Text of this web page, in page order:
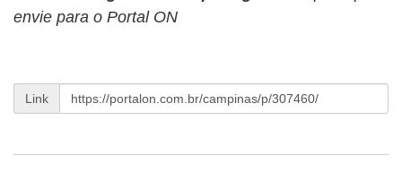
envie para o Portal ON
Link